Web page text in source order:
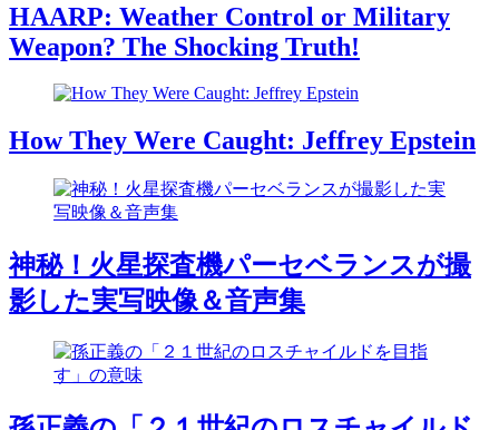
HAARP: Weather Control or Military
Weapon? The Shocking Truth!
How They Were Caught: Jeffrey Epstein
神秘！火星探査機パーセベランスが撮
影した実写映像＆音声集